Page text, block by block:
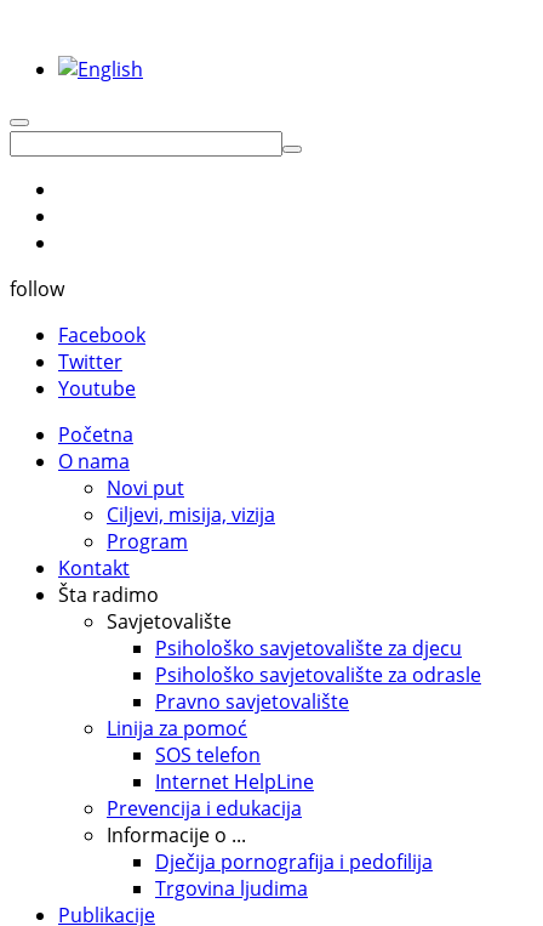
follow
Facebook
Twitter
Youtube
Početna
O nama
Novi put
Ciljevi, misija, vizija
Program
Kontakt
Šta radimo
Savjetovalište
Psihološko savjetovalište za djecu
Psihološko savjetovalište za odrasle
Pravno savjetovalište
Linija za pomoć
SOS telefon
Internet HelpLine
Prevencija i edukacija
Informacije o ...
Dječija pornografija i pedofilija
Trgovina ljudima
Publikacije